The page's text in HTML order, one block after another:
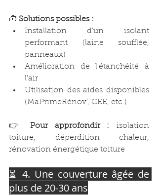
🧰 Solutions possibles :
Installation d'un isolant
performant (laine soufflée,
panneaux)
Amélioration de l'étanchéité à
l'air
Utilisation des aides disponibles
(MaPrimeRénov’, CEE, etc.)
👉 Pour approfondir : isolation
toiture, déperdition chaleur,
rénovation énergétique toiture
⏳ 4. Une couverture âgée de
plus de 20-30 ans